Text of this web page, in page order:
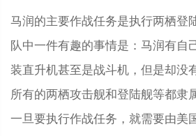
马润的主要作战任务是执行两栖登
队中一件有趣的事情是：马润有自
装直升机甚至是战斗机，但是却没
所有的两栖攻击舰和登陆舰等都隶
一旦要执行作战任务，就需要由美